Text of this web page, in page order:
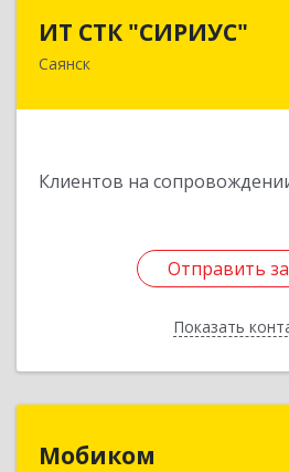
ИТ СТК "СИРИУС"
Саянск
Клиентов на
Отправить
Показать
666303, Иркутская обл,
Отправить
Назад
Мобиком